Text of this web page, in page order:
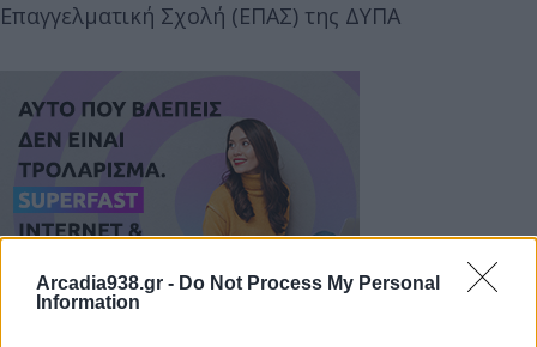
Arcadia938.gr - Do Not Process My Personal
Information
Επαγγελματική Σχολή (ΕΠΑΣ) της ΔΥΠΑ